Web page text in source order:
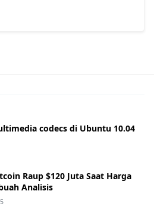
codecs di Ubuntu 10.04
Raup $120 Juta Saat Harga
Analisis